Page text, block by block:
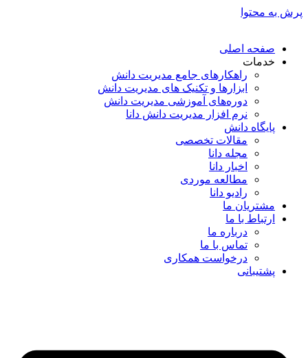
پرش به محتوا
صفحه اصلی
خدمات
راهکارهای جامع مدیریت دانش
ابزارها و تکنیک‌ های مدیریت دانش
دوره‌های آموزشی مدیریت دانش
نرم افزار مدیریت دانش دانا
پایگاه دانش
مقالات تخصصی
مجله دانا
اخبار دانا
مطالعه موردی
رادیو دانا
مشتریان ما
ارتباط با ما
درباره ما
تماس با ما
درخواست همکاری
پشتیبانی